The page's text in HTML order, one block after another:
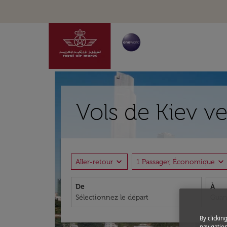
Vols de Kiev
Aller-retour expand_more 1 Passager, Économique expand_more
De À
By